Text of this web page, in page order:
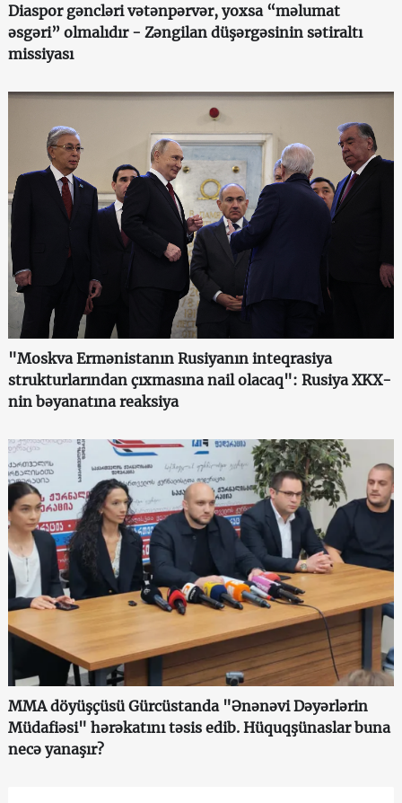
Diaspor gəncləri vətənpərvər, yoxsa “məlumat
əsgəri” olmalıdır - Zəngilan düşərgəsinin sətiraltı
missiyası
"Moskva Ermənistanın Rusiyanın inteqrasiya
strukturlarından çıxmasına nail olacaq": Rusiya XKX-
nin bəyanatına reaksiya
MMA döyüşçüsü Gürcüstanda "Ənənəvi Dəyərlərin
Müdafiəsi" hərəkatını təsis edib. Hüquqşünaslar buna
necə yanaşır?